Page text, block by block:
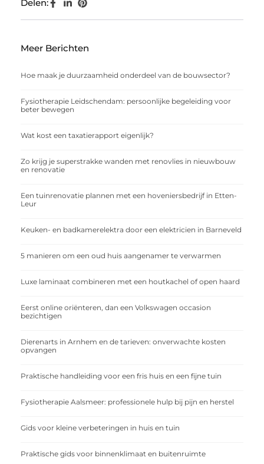
Delen:
Meer Berichten
Hoe maak je duurzaamheid onderdeel van de bouwsector?
Fysiotherapie Leidschendam: persoonlijke begeleiding voor
beter bewegen
Wat kost een taxatierapport eigenlijk?
Zo krijg je superstrakke wanden met renovlies in nieuwbouw
en renovatie
Een tuinrenovatie plannen met een hoveniersbedrijf in Etten-
Leur
Keuken- en badkamerelektra door een elektricien in Barneveld
5 manieren om een oud huis aangenamer te verwarmen
Luxe laminaat combineren met een houtkachel of open haard
Eerst online oriënteren, dan een Volkswagen occasion
bezichtigen
Dierenarts in Arnhem en de tarieven: onverwachte kosten
opvangen
Praktische handleiding voor een fris huis en een fijne tuin
Fysiotherapie Aalsmeer: professionele hulp bij pijn en herstel
Gids voor kleine verbeteringen in huis en tuin
Praktische gids voor binnenklimaat en buitenruimte